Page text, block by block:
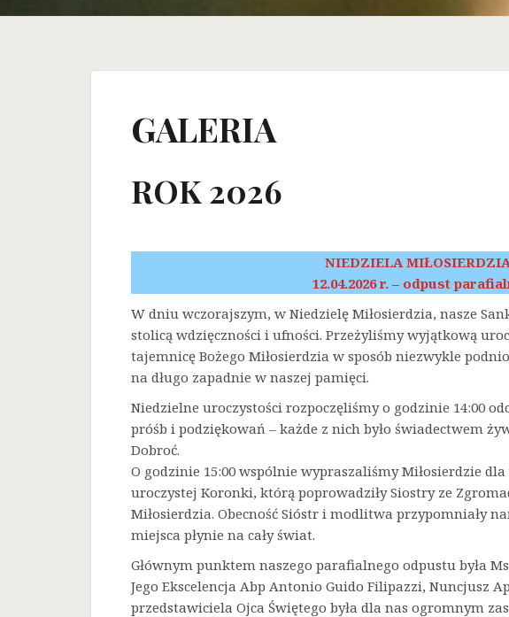
GALERIA
ROK 2026
NIEDZIELA
12.04.2026 r. – odpust
W dniu wczorajszym, w Niedzielę Miłosierdzia, nasze
stolicą wdzięczności i ufności. Przeżyliśmy wyjątkową
tajemnicę Bożego Miłosierdzia w sposób niezwykle
na długo zapadnie w naszej pamięci.
Niedzielne uroczystości rozpoczęliśmy o godzinie 14:00
próśb i podziękowań – każde z nich było świadectwem
Dobroć.
O godzinie 15:00 wspólnie wypraszaliśmy Miłosierdzie dla
uroczystej Koronki, którą poprowadziły Siostry ze
Miłosierdzia. Obecność Sióstr i modlitwa przypomniały
miejsca płynie na cały świat.
Głównym punktem naszego parafialnego odpustu była
Jego Ekscelencja Abp Antonio Guido Filipazzi, Nuncjusz
przedstawiciela Ojca Świętego była dla nas ogromnym